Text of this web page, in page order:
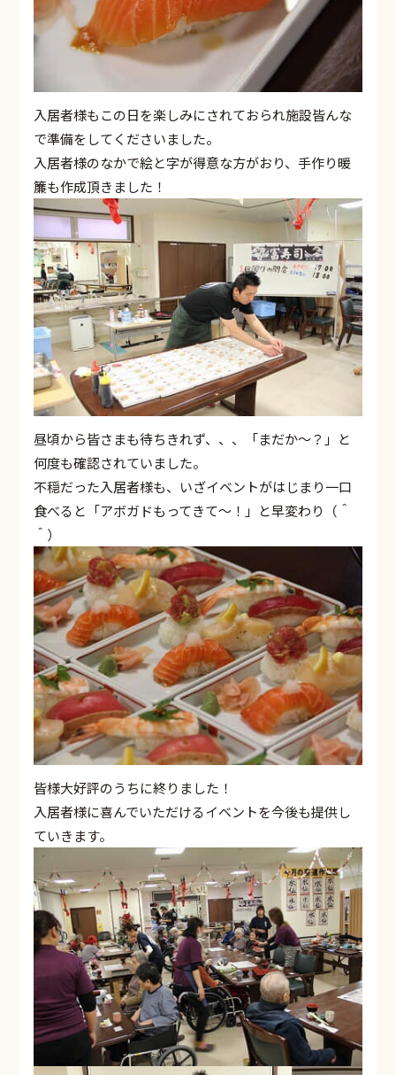
入居者様もこの日を楽しみにされておられ施設皆んな
で準備をしてくださいました。
入居者様のなかで絵と字が得意な方がおり、手作り暖
簾も作成頂きました！
昼頃から皆さまも待ちきれず、、、「まだか～？」と
何度も確認されていました。
不穏だった入居者様も、いざイベントがはじまり一口
食べると「アボガドもってきて～！」と早変わり（＾
＾）
皆様大好評のうちに終りました！
入居者様に喜んでいただけるイベントを今後も提供し
ていきます。